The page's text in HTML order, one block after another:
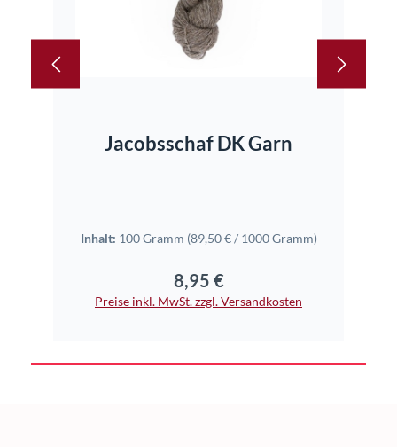
Jacobsschaf DK Garn
Inhalt: 100 Gramm (89,50 € / 1000 Gramm)
Regulärer Preis:
8,95 €
Preise inkl. MwSt. zzgl. Versandkosten